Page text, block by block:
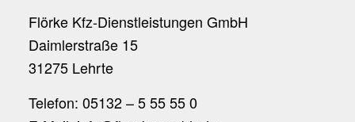
Flörke Kfz-Dienstleistungen GmbH
Daimlerstraße 15
31275 Lehrte
Telefon: 05132 – 5 55 55 0